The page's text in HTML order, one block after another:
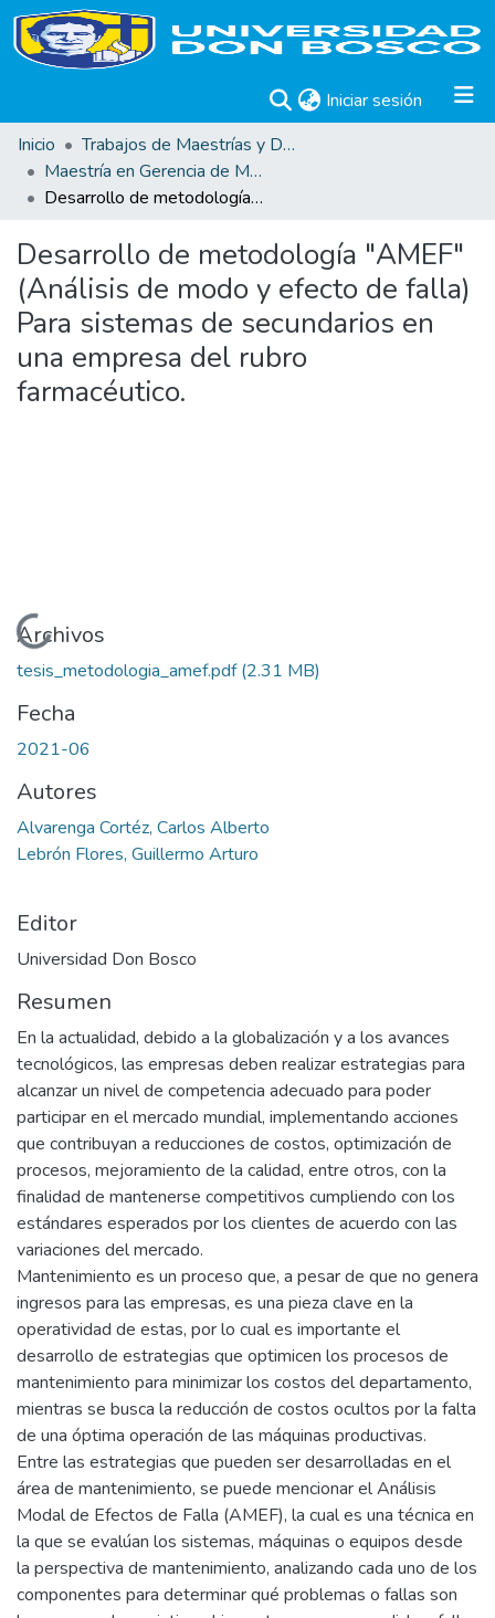
Iniciar sesión (current)
Inicio
Trabajos de Maestrías y Doctorados
Maestría en Gerencia de Mantenimiento Industrial
Desarrollo de metodología "AMEF" (Análisis de modo y efecto de falla) Para sistemas de secundarios en una empresa del rubro farmacéutico.
Desarrollo de metodología "AMEF"
(Análisis de modo y efecto de falla)
Para sistemas de secundarios en
una empresa del rubro
farmacéutico.
Cargando...
Archivos
tesis_metodologia_amef.pdf(2.31 MB)
Fecha
2021-06
Autores
Alvarenga Cortéz, Carlos Alberto
Lebrón Flores, Guillermo Arturo
Editor
Universidad Don Bosco
Resumen
En la actualidad, debido a la globalización y a los avances
tecnológicos, las empresas deben realizar estrategias para
alcanzar un nivel de competencia adecuado para poder
participar en el mercado mundial, implementando acciones
que contribuyan a reducciones de costos, optimización de
procesos, mejoramiento de la calidad, entre otros, con la
finalidad de mantenerse competitivos cumpliendo con los
estándares esperados por los clientes de acuerdo con las
variaciones del mercado.
Mantenimiento es un proceso que, a pesar de que no genera
ingresos para las empresas, es una pieza clave en la
operatividad de estas, por lo cual es importante el
desarrollo de estrategias que optimicen los procesos de
mantenimiento para minimizar los costos del departamento,
mientras se busca la reducción de costos ocultos por la falta
de una óptima operación de las máquinas productivas.
Entre las estrategias que pueden ser desarrolladas en el
área de mantenimiento, se puede mencionar el Análisis
Modal de Efectos de Falla (AMEF), la cual es una técnica en
la que se evalúan los sistemas, máquinas o equipos desde
la perspectiva de mantenimiento, analizando cada uno de los
componentes para determinar qué problemas o fallas son